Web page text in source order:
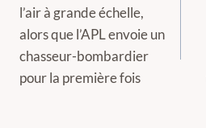
l’air à grande échelle,
alors que l’APL envoie un
chasseur-bombardier
pour la première fois